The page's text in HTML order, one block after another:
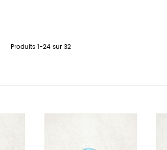
Produits 1-24 sur 32